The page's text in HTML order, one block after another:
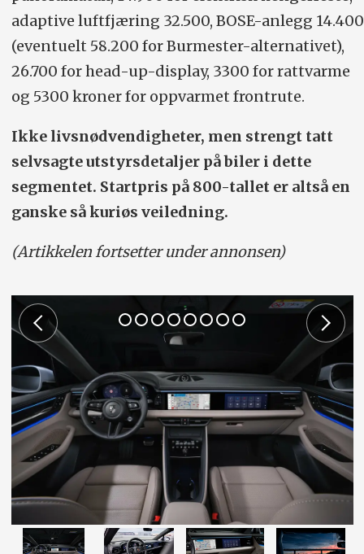
adaptive luftfjæring 32.500, BOSE-anlegg 14.400
(eventuelt 58.200 for Burmester-alternativet),
26.700 for head-up-display, 3300 for rattvarme
og 5300 kroner for oppvarmet frontrute.
Ikke livsnødvendigheter, men strengt tatt
selvsagte utstyrsdetaljer på biler i dette
segmentet. Startpris på 800-tallet er altså en
ganske så kuriøs veiledning.
(Artikkelen fortsetter under annonsen)